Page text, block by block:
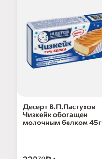
Десерт В.П.Пастухов
Чизкейк обогащен
молочным белком 45г